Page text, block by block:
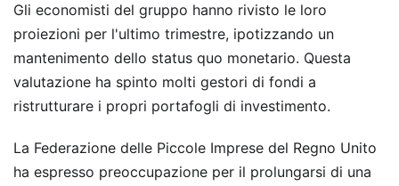
Gli economisti del gruppo hanno rivisto le loro
proiezioni per l'ultimo trimestre, ipotizzando un
mantenimento dello status quo monetario. Questa
valutazione ha spinto molti gestori di fondi a
ristrutturare i propri portafogli di investimento.
La Federazione delle Piccole Imprese del Regno Unito
ha espresso preoccupazione per il prolungarsi di una